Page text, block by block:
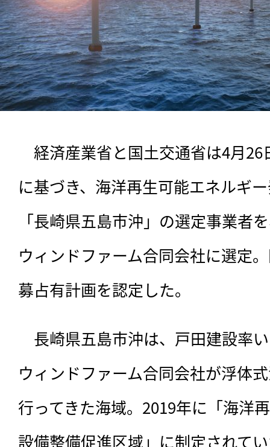
経済産業省と国土交通省は4月26
に基づき、海洋再生可能エネルギ
「長崎県五島市沖」の選定事業者
ウィンドファーム合同会社に選定
募占有計画を認定した。
長崎県五島市沖は、 戸田建設率
ウィンドファーム合同会社が浮体
行ってきた海域。2019年に「海洋
設備整備促進区域」に制定されて